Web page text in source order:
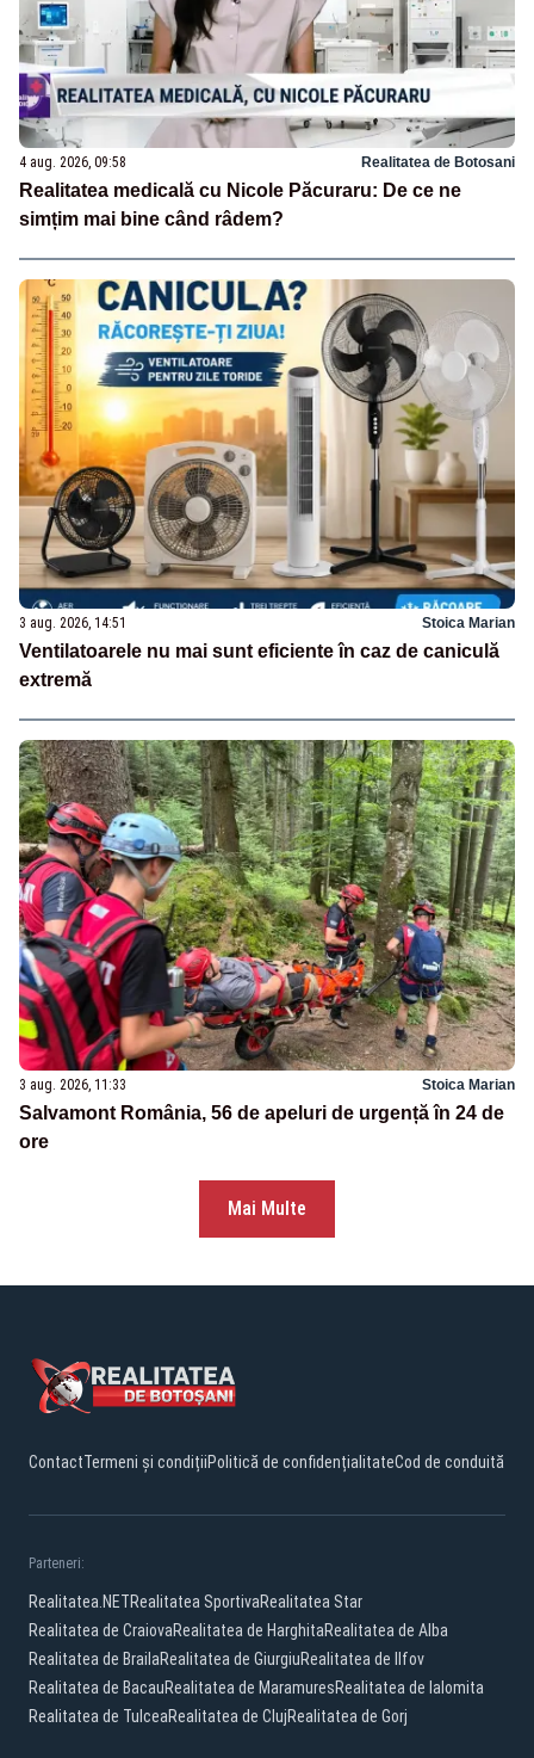
4 aug. 2026, 09:58 Realitatea de Botosani
Realitatea medicală cu Nicole Păcuraru: De ce ne
simțim mai bine când râdem?
3 aug. 2026, 14:51 Stoica Marian
Ventilatoarele nu mai sunt eficiente în caz de caniculă
extremă
3 aug. 2026, 11:33 Stoica Marian
Salvamont România, 56 de apeluri de urgență în 24 de
ore
Mai Multe
ContactTermeni și condițiiPolitică de confidențialitateCod de conduită
Parteneri:
Realitatea.NETRealitatea SportivaRealitatea Star
Realitatea de CraiovaRealitatea de HarghitaRealitatea de Alba
Realitatea de BrailaRealitatea de GiurgiuRealitatea de Ilfov
Realitatea de BacauRealitatea de MaramuresRealitatea de Ialomita
Realitatea de TulceaRealitatea de ClujRealitatea de Gorj